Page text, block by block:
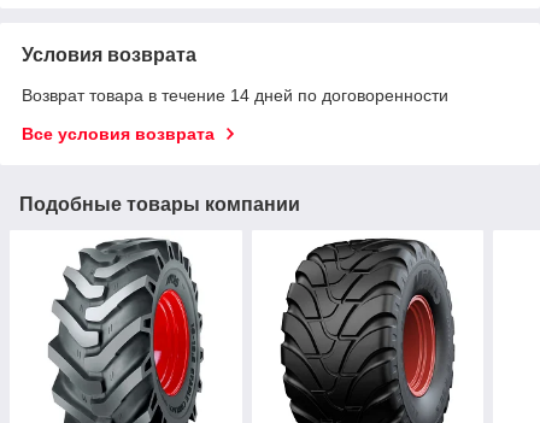
Условия возврата
Возврат товара в течение 14 дней по договоренности
Все условия возврата
Подобные товары компании